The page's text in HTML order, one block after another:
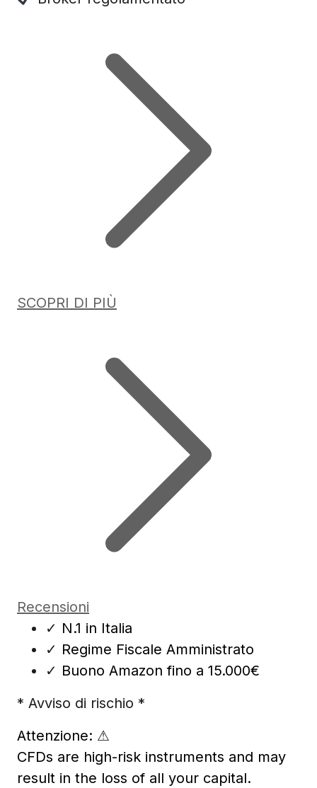
SCOPRI DI PIÙ
Recensioni
✓ N.1 in Italia
✓ Regime Fiscale Amministrato
✓ Buono Amazon fino a 15.000€
* Avviso di rischio *
Attenzione: ⚠
CFDs are high-risk instruments and may
result in the loss of all your capital.